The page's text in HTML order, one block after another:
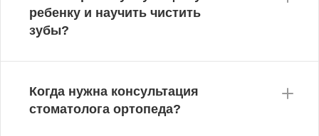
ребенку и научить чистить
зубы?
Когда нужна консультация
стоматолога ортопеда?